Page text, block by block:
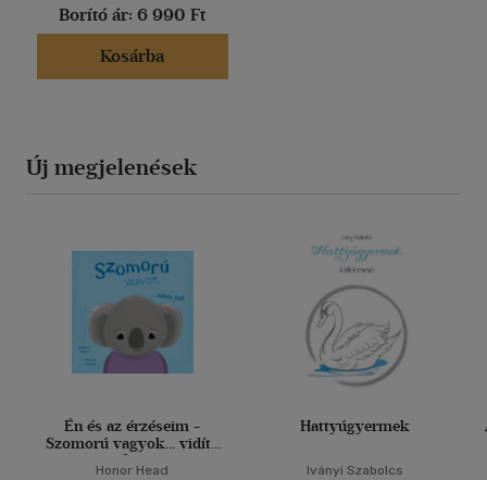
Borító ár: 6 990 Ft
Kosárba
Új megjelenések
Én és az érzéseim -
Szomorú vagyok... vidíts
fel!
Honor Head
Hattyúgyermek
Iványi Szabolcs